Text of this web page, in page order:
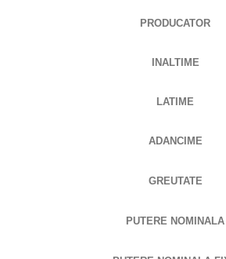
PRODUCATOR
INALTIME
LATIME
ADANCIME
GREUTATE
PUTERE NOMINALA